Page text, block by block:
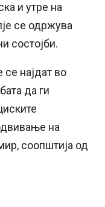
и утре на
се одржува
состојби.
се најдат во
да ги
на
соопштија од